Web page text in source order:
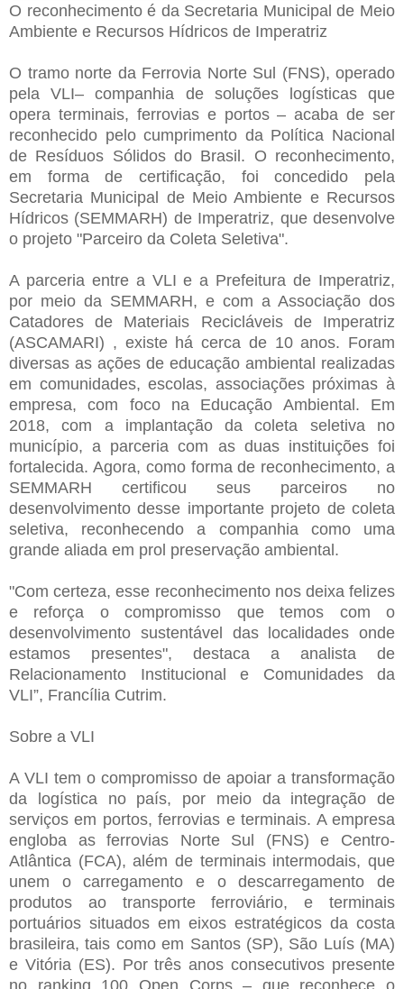
O reconhecimento é da Secretaria Municipal de Meio
Ambiente e Recursos Hídricos de Imperatriz
O tramo norte da Ferrovia Norte Sul (FNS), operado
pela VLI– companhia de soluções logísticas que
opera terminais, ferrovias e portos – acaba de ser
reconhecido pelo cumprimento da Política Nacional
de Resíduos Sólidos do Brasil. O reconhecimento,
em forma de certificação, foi concedido pela
Secretaria Municipal de Meio Ambiente e Recursos
Hídricos (SEMMARH) de Imperatriz, que desenvolve
o projeto "Parceiro da Coleta Seletiva".
A parceria entre a VLI e a Prefeitura de Imperatriz,
por meio da SEMMARH, e com a Associação dos
Catadores de Materiais Recicláveis de Imperatriz
(ASCAMARI) , existe há cerca de 10 anos. Foram
diversas as ações de educação ambiental realizadas
em comunidades, escolas, associações próximas à
empresa, com foco na Educação Ambiental. Em
2018, com a implantação da coleta seletiva no
município, a parceria com as duas instituições foi
fortalecida. Agora, como forma de reconhecimento, a
SEMMARH certificou seus parceiros no
desenvolvimento desse importante projeto de coleta
seletiva, reconhecendo a companhia como uma
grande aliada em prol preservação ambiental.
"Com certeza, esse reconhecimento nos deixa felizes
e reforça o compromisso que temos com o
desenvolvimento sustentável das localidades onde
estamos presentes", destaca a analista de
Relacionamento Institucional e Comunidades da
VLI”, Francília Cutrim.
Sobre a VLI
A VLI tem o compromisso de apoiar a transformação
da logística no país, por meio da integração de
serviços em portos, ferrovias e terminais. A empresa
engloba as ferrovias Norte Sul (FNS) e Centro-
Atlântica (FCA), além de terminais intermodais, que
unem o carregamento e o descarregamento de
produtos ao transporte ferroviário, e terminais
portuários situados em eixos estratégicos da costa
brasileira, tais como em Santos (SP), São Luís (MA)
e Vitória (ES). Por três anos consecutivos presente
no ranking 100 Open Corps – que reconhece o